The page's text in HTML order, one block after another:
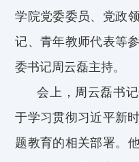
学院党委委员、 党政
记、青年教师代表等
委书记周云磊主持。
会上， 周云磊书记
于学习贯彻习近平新
题教育的相关部署。